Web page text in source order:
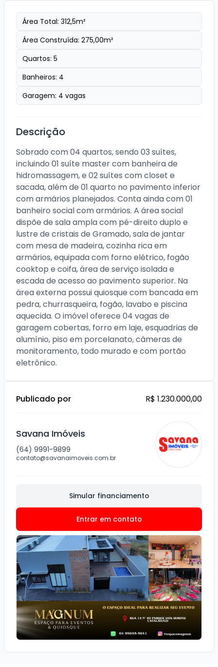
Área Total: 312,5m²
Área Construída: 275,00m²
Quartos: 5
Banheiros: 4
Garagem: 4 vagas
Descrição
Sobrado com 04 quartos, sendo 03 suítes,
incluindo 01 suíte master com banheira de
hidromassagem, e 02 suítes com closet e
sacada, além de 01 quarto no pavimento inferior
com armários planejados. Conta ainda com 01
banheiro social com armários. A área social
dispõe de sala ampla com pé-direito duplo e
lustre de cristais de Gramado, sala de jantar
com mesa de madeira, cozinha rica em
armários, equipada com forno elétrico, fogão
cooktop e coifa, área de serviço isolada e
escada de acesso ao pavimento superior. Na
área externa possui quiosque com bancada em
pedra, churrasqueira, fogão, lavabo e piscina
aquecida. O imóvel oferece 04 vagas de
garagem cobertas, forro em laje, esquadrias de
alumínio, piso em porcelanato, câmeras de
monitoramento, todo murado e com portão
eletrônico.
Publicado por R$ 1.230.000,00
Savana Imóveis
(64) 9991-9899
contato@savanaimoveis.com.br
Simular financiamento
Entrar em contato